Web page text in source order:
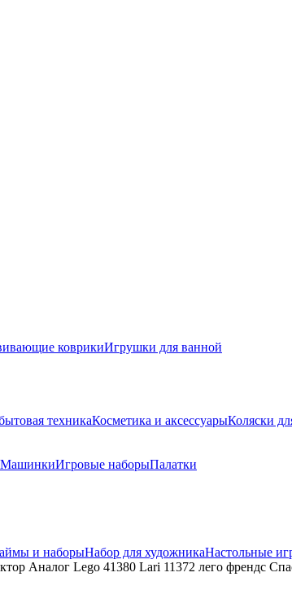
коврикиИгрушки для ванной
техникаКосметика и аксессуарыКоляски
МашинкиИгровые наборыПалатки
и наборыНабор для художникаНастольные
Аналог Lego 41380 Lari 11372 лего френдс